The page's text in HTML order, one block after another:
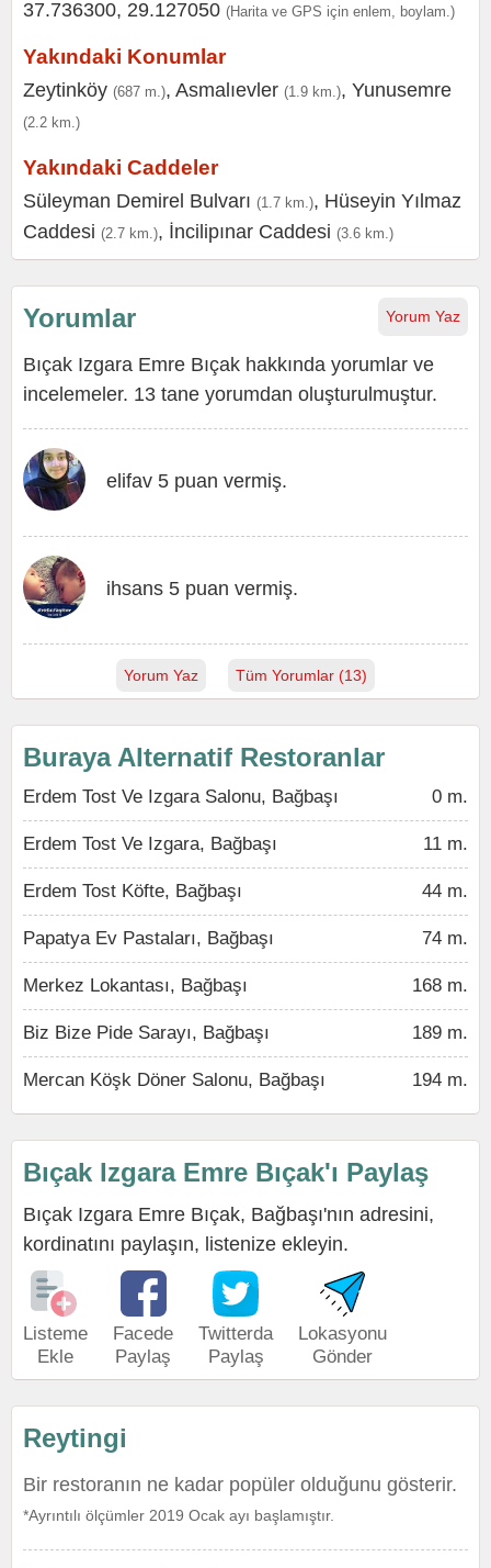
37.736300, 29.127050 (Harita ve GPS için enlem, boylam.)
Yakındaki Konumlar
Zeytinköy (687 m.), Asmalıevler (1.9 km.), Yunusemre
(2.2 km.)
Yakındaki Caddeler
Süleyman Demirel Bulvarı (1.7 km.), Hüseyin Yılmaz
Caddesi (2.7 km.), İncilipınar Caddesi (3.6 km.)
Yorum Yaz
Yorumlar
Bıçak Izgara Emre Bıçak hakkında yorumlar ve
incelemeler. 13 tane yorumdan oluşturulmuştur.
elifav 5 puan vermiş.
ihsans 5 puan vermiş.
Yorum Yaz Tüm Yorumlar (13)
Buraya Alternatif Restoranlar
Erdem Tost Ve Izgara Salonu, Bağbaşı 0 m.
Erdem Tost Ve Izgara, Bağbaşı 11 m.
Erdem Tost Köfte, Bağbaşı 44 m.
Papatya Ev Pastaları, Bağbaşı 74 m.
Merkez Lokantası, Bağbaşı 168 m.
Biz Bize Pide Sarayı, Bağbaşı 189 m.
Mercan Köşk Döner Salonu, Bağbaşı 194 m.
Bıçak Izgara Emre Bıçak'ı Paylaş
Bıçak Izgara Emre Bıçak, Bağbaşı'nın adresini,
kordinatını paylaşın, listenize ekleyin.
Listeme
Ekle
Facede
Paylaş
Twitterda
Paylaş
Lokasyonu
Gönder
Reytingi
Bir restoranın ne kadar popüler olduğunu gösterir.
*Ayrıntılı ölçümler 2019 Ocak ayı başlamıştır.